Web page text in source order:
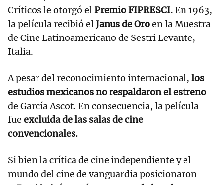
Críticos le otorgó elPremio FIPRESCI.En 1963,
la película recibió elJanus de Oroen la Muestra
de Cine Latinoamericano de Sestri Levante,
Italia.
A pesar del reconocimiento internacional, los
estudios mexicanos no respaldaron el estreno
de García Ascot. En consecuencia, la película
fue excluida de las salas de cine
convencionales.
Si bien la crítica de cine independiente y el
mundo del cine de vanguardia posicionaron